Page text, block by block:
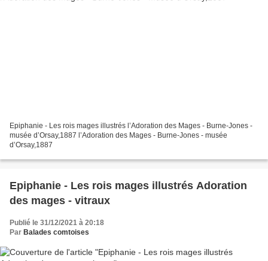
Epiphanie - Les rois mages illustrés l’Adoration des Mages - Burne-Jones -
musée d’Orsay,1887 l’Adoration des Mages - Burne-Jones - musée
d’Orsay,1887
Epiphanie - Les rois mages illustrés Adoration
des mages - vitraux
Publié le 31/12/2021 à 20:18
Par Balades comtoises